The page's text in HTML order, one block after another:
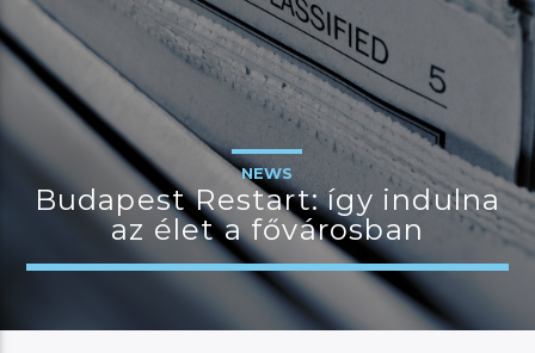
MOST ADÁSBAN
MannaFM
Király Viktor : Models (feat. DR BRS)
JELENLEGI MŰSOR
MAGYAR ZENEI ÓRA
NEWS
Budapest Restart: így indulna
az élet a fővárosban